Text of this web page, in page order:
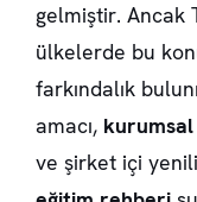
gelmiştir. Ancak
ülkelerde bu
farkındalık
amacı,
ve şirket içi